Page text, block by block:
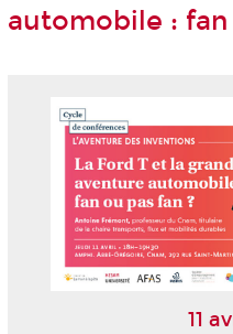
automobile : fan
11